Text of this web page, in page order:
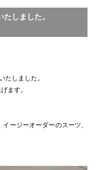
しました。
たしました。
ます。
ージーオーダーのスーツ、